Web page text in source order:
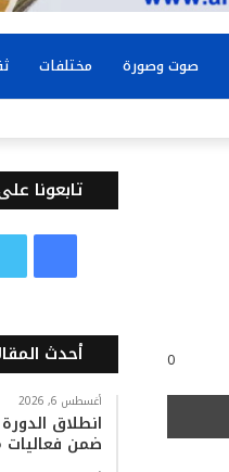
صوت وصورة مختلفات
0
تابعونا
س
ب
و
أحدث
أغسطس 6, 2026
انطلاق
ضمن فعاليات